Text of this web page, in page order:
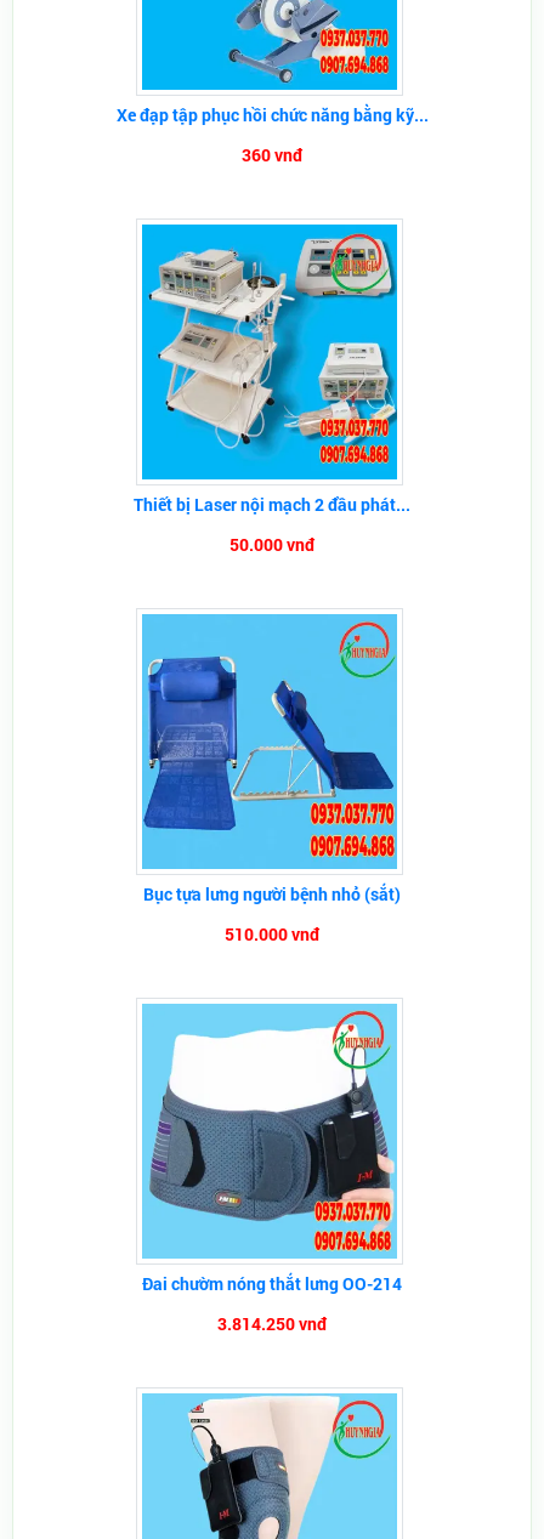
Xe đạp tập phục hồi chức năng bằng kỹ...
360 vnđ
Thiết bị Laser nội mạch 2 đầu phát...
50.000 vnđ
Bục tựa lưng người bệnh nhỏ (sắt)
510.000 vnđ
Đai chườm nóng thắt lưng OO-214
3.814.250 vnđ